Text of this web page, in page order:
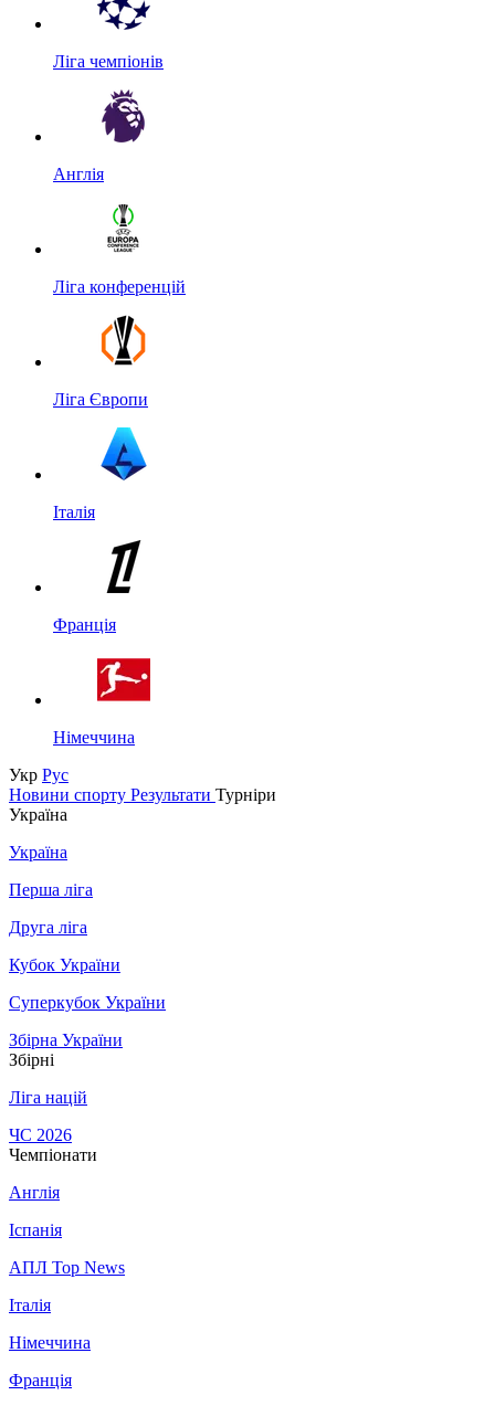
Ліга чемпіонів
Англія
Ліга конференцій
Ліга Європи
Італія
Франція
Німеччина
Укр Рус
Новини спорту Результати Турніри
Україна
Україна
Перша ліга
Друга ліга
Кубок України
Суперкубок України
Збірна України
Збірні
Ліга націй
ЧС 2026
Чемпіонати
Англія
Іспанія
АПЛ Top News
Італія
Німеччина
Франція